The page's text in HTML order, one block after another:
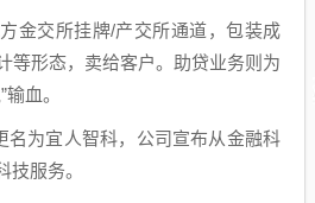
金交所挂牌/产交所通道，包装成
等形态，卖给客户。助贷业务则为
血。
名为宜人智科，公司宣布从金融科
服务。